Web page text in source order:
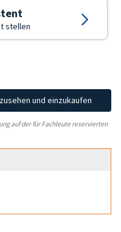
stellen
und einzukaufen
auf der für Fachleute reservierten